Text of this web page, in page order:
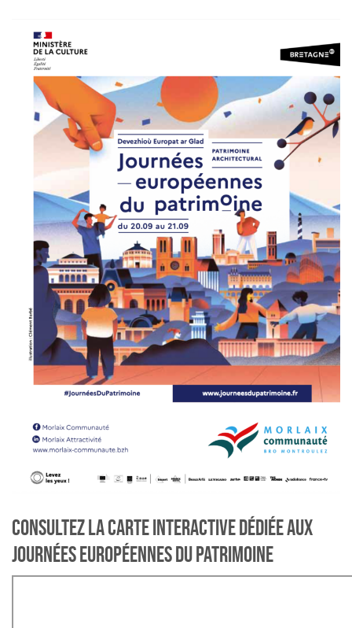
CONSULTEZ LA CARTE INTERACTIVE DÉDIÉE AUX
JOURNÉES EUROPÉENNES DU PATRIMOINE